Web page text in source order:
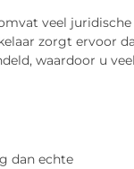
veel juridische
zorgt ervoor
waardoor u
dan echte